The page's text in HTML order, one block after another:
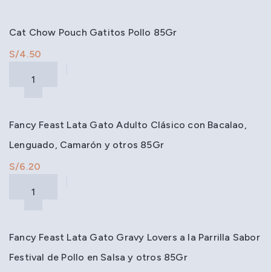
Cat Chow Pouch Gatitos Pollo 85Gr
S/
Fancy Feast Lata Gato Adulto Clásico con Bacalao,
Lenguado, Camarón y otros 85Gr
S/
Fancy Feast Lata Gato Gravy Lovers a la Parrilla Sabor
Festival de Pollo en Salsa y otros 85Gr